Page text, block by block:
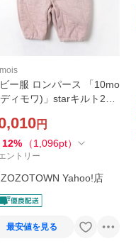
ー服 ロンパース 「10mo
ィモワ)」starキルト2wa
円
12% （1,096pt）
ントリー
ZOZOTOWN Yahoo!店
最安値を見る